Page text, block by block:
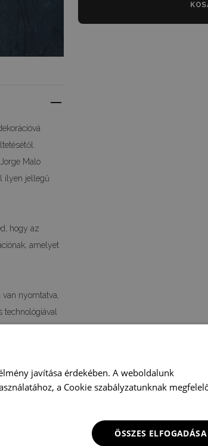
Malo
ilyen jellegű
hogy az
amelyet
nyomtatva,
technológiával
gyártási
poszterek
- 42x59,4cm i
nem
javítása érdekében. A weboldalunk
a Cookie szabályzatunknak
ÖSSZES ELFOGADÁSA